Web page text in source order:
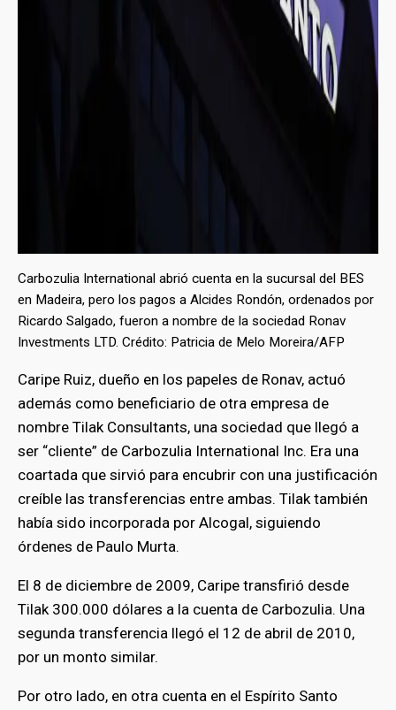
Carbozulia International abrió cuenta en la sucursal del BES
en Madeira, pero los pagos a Alcides Rondón, ordenados por
Ricardo Salgado, fueron a nombre de la sociedad Ronav
Investments LTD. Crédito: Patricia de Melo Moreira/AFP
Caripe Ruiz, dueño en los papeles de Ronav, actuó
además como beneficiario de otra empresa de
nombre Tilak Consultants, una sociedad que llegó a
ser “cliente” de Carbozulia International Inc. Era una
coartada que sirvió para encubrir con una justificación
creíble las transferencias entre ambas. Tilak también
había sido incorporada por Alcogal, siguiendo
órdenes de Paulo Murta.
El 8 de diciembre de 2009, Caripe transfirió desde
Tilak 300.000 dólares a la cuenta de Carbozulia. Una
segunda transferencia llegó el 12 de abril de 2010,
por un monto similar.
Por otro lado, en otra cuenta en el Espírito Santo